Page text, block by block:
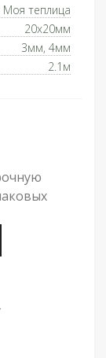
Моя теплица
20x20мм
3мм, 4мм
2.1м